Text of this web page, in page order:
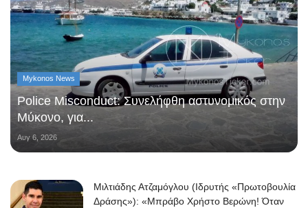
Mykonos News
Police Misconduct: Συνελήφθη αστυνομικός στην
Μύκονο, για...
Αυγ 6, 2026
Μιλτιάδης Ατζαμόγλου (Ιδρυτής «Πρωτοβουλία
Δράσης»): «Μπράβο Χρήστο Βερώνη! Όταν